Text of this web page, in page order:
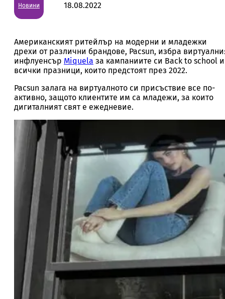
Новини 18.08.2022
Американският ритейлър на модерни и младежки
дрехи от различни брандове, Pacsun, избра
инфлуенсър Miquela за кампаниите си Back to school и
всички празници, които предстоят през 2022.
Pacsun залага на виртуалното си присъствие все по-
активно, защото клиентите им са младежи, за които
дигиталният свят е ежедневие.